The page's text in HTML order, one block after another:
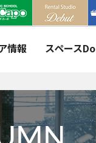
情報 スペースDo